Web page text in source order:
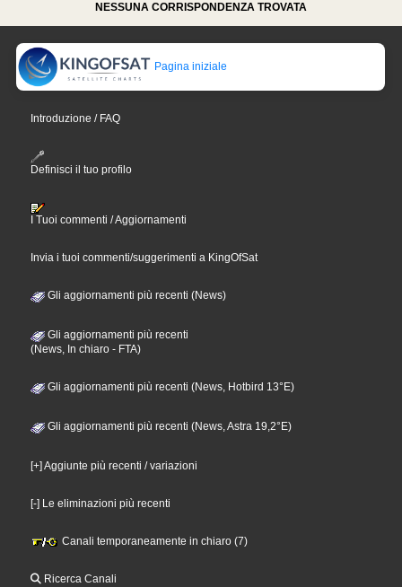
NESSUNA CORRISPONDENZA TROVATA
Pagina iniziale
Introduzione / FAQ
Definisci il tuo profilo
I Tuoi commenti / Aggiornamenti
Invia i tuoi commenti/suggerimenti a KingOfSat
Gli aggiornamenti più recenti (News)
Gli aggiornamenti più recenti
(News, In chiaro - FTA)
Gli aggiornamenti più recenti (News, Hotbird 13°E)
Gli aggiornamenti più recenti (News, Astra 19,2°E)
[+] Aggiunte più recenti / variazioni
[-] Le eliminazioni più recenti
Canali temporaneamente in chiaro (7)
Ricerca Canali